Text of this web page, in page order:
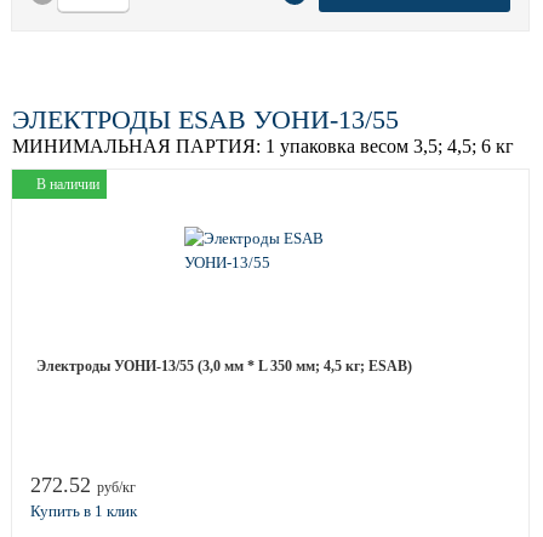
ЭЛЕКТРОДЫ ESAB УОНИ-13/55
МИНИМАЛЬНАЯ ПАРТИЯ: 1 упаковка весом 3,5; 4,5; 6 кг
В наличии
Электроды УОНИ-13/55 (3,0 мм * L 350 мм; 4,5 кг; ESAB)
272.52 руб/кг